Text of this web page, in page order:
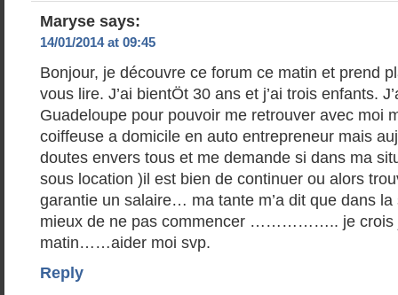
Maryse says:
14/01/2014 at 09:45
Bonjour, je découvre ce forum ce matin et prend
vous lire. J’ai bientÖt 30 ans et j’ai trois enfants.
Guadeloupe pour pouvoir me retrouver avec moi
coiffeuse a domicile en auto entrepreneur mais
doutes envers tous et me demande si dans ma
sous location )il est bien de continuer ou alors
garantie un salaire… ma tante m’a dit que dans
mieux de ne pas commencer …………….. je crois
matin……aider moi svp.
Reply